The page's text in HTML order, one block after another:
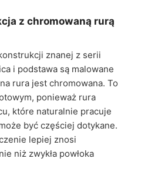
z chromowaną rurą
znanej z serii
i podstawa są malowane
rura jest chromowana. To
ponieważ rura
które naturalnie pracuje
być częściej dotykane.
lepiej znosi
niż zwykła powłoka